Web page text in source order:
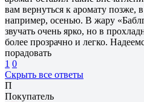
вам вернуться к аромату позже,
например, осенью. В жару
звучать очень ярко, но в
более прозрачно и легко.
порадовать
1 0
Скрыть все ответы
П
Покупатель